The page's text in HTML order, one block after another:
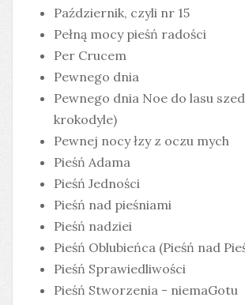
Październik, czyli nr 15
Pełną mocy pieśń radości
Per Crucem
Pewnego dnia
Pewnego dnia Noe do lasu
krokodyle)
Pewnej nocy łzy z oczu mych
Pieśń Adama
Pieśń Jedności
Pieśń nad pieśniami
Pieśń nadziei
Pieśń Oblubieńca (Pieśń nad
Pieśń Sprawiedliwości
Pieśń Stworzenia - niemaGotu